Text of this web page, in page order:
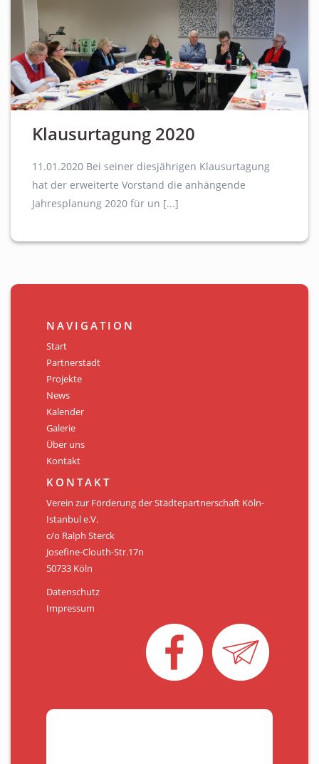
Klausurtagung 2020
11.01.2020 Bei seiner diesjährigen Klausurtagung
hat der erweiterte Vorstand die anhängende
Jahresplanung 2020 für un [...]
NAVIGATION
Start
Partnerstadt
Projekte
News
Kalender
Galerie
Über uns
Kontakt
KONTAKT
Verein zur Förderung der Städtepartnerschaft Köln-
Istanbul e.V.
c/o Ralph Sterck
Josefine-Clouth-Str.17n
50733 Köln
Datenschutz
Impressum